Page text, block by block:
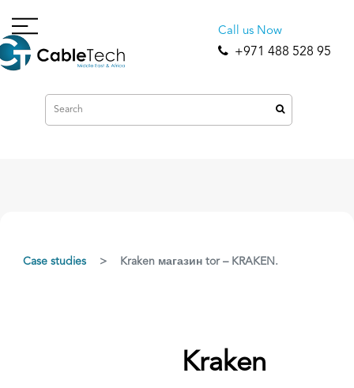
Call us Now
+971 488 528 95
Case studies Kraken магазин tor – KRAKEN.
Kraken